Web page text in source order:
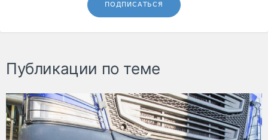
ПОДПИСАТЬСЯ
Публикации по теме